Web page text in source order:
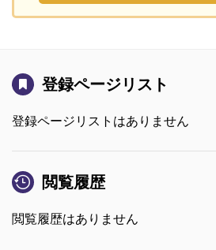
登録ページリスト
登録ページリストはありません
閲覧履歴
閲覧履歴はありません